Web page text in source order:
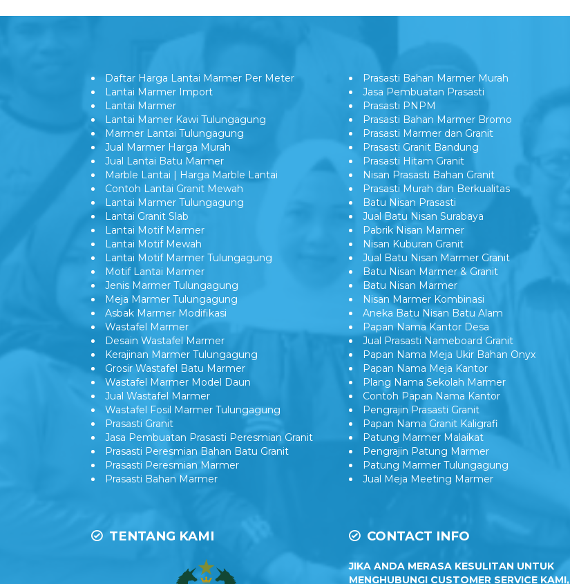
Daftar Harga Lantai Marmer Per Meter
Lantai Marmer Import
Lantai Marmer
Lantai Mamer Kawi Tulungagung
Marmer Lantai Tulungagung
Jual Marmer Harga Murah
Jual Lantai Batu Marmer
Marble Lantai | Harga Marble Lantai
Contoh Lantai Granit Mewah
Lantai Marmer Tulungagung
Lantai Granit Slab
Lantai Motif Marmer
Lantai Motif Mewah
Lantai Motif Marmer Tulungagung
Motif Lantai Marmer
Jenis Marmer Tulungagung
Meja Marmer Tulungagung
Asbak Marmer Modifikasi
Wastafel Marmer
Desain Wastafel Marmer
Kerajinan Marmer Tulungagung
Grosir Wastafel Batu Marmer
Wastafel Marmer Model Daun
Jual Wastafel Marmer
Wastafel Fosil Marmer Tulungagung
Prasasti Granit
Jasa Pembuatan Prasasti Peresmian Granit
Prasasti Peresmian Bahan Batu Granit
Prasasti Peresmian Marmer
Prasasti Bahan Marmer
TENTANG KAMI
Prasasti Bahan Marmer Murah
Jasa Pembuatan Prasasti
Prasasti PNPM
Prasasti Bahan Marmer Bromo
Prasasti Marmer dan Granit
Prasasti Granit Bandung
Prasasti Hitam Granit
Nisan Prasasti Bahan Granit
Prasasti Murah dan Berkualitas
Batu Nisan Prasasti
Jual Batu Nisan Surabaya
Pabrik Nisan Marmer
Nisan Kuburan Granit
Jual Batu Nisan Marmer Granit
Batu Nisan Marmer & Granit
Batu Nisan Marmer
Nisan Marmer Kombinasi
Aneka Batu Nisan Batu Alam
Papan Nama Kantor Desa
Jual Prasasti Nameboard Granit
Papan Nama Meja Ukir Bahan Onyx
Papan Nama Meja Kantor
Plang Nama Sekolah Marmer
Contoh Papan Nama Kantor
Pengrajin Prasasti Granit
Papan Nama Granit Kaligrafi
Patung Marmer Malaikat
Pengrajin Patung Marmer
Patung Marmer Tulungagung
Jual Meja Meeting Marmer
CONTACT INFO
JIKA ANDA MERASA KESULITAN UNTUK
MENGHUBUNGI CUSTOMER SERVICE KAMI,